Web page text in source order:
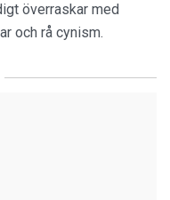
överraskar med
och rå cynism.